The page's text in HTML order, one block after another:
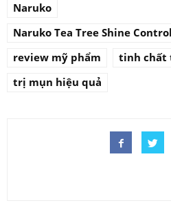
Naruko
Naruko Tea Tree Shine
review mỹ phẩm
tinh chất
trị mụn hiệu quả